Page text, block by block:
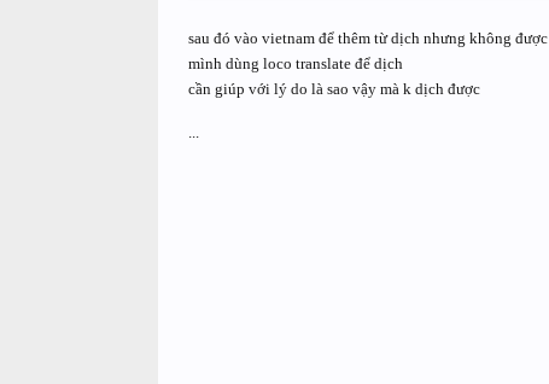
sau đó vào vietnam để thêm từ dịch nhưng không được
mình dùng loco translate để dịch
cần giúp với lý do là sao vậy mà k dịch được